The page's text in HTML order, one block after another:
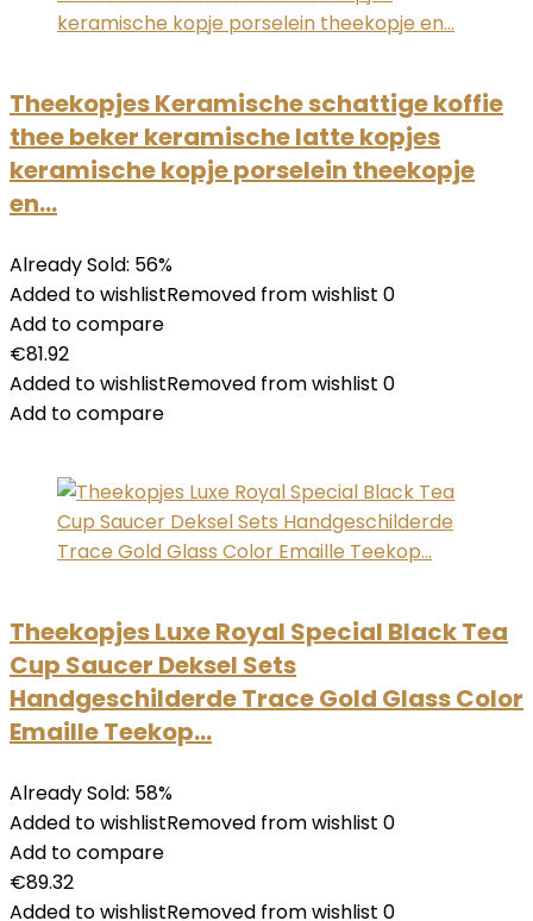
Theekopjes Keramische schattige koffie
thee beker keramische latte kopjes
keramische kopje porselein theekopje
en…
Already Sold: 56%
Added to wishlistRemoved from wishlist 0
Add to compare
€81.92
Added to wishlistRemoved from wishlist 0
Add to compare
Theekopjes Luxe Royal Special Black Tea
Cup Saucer Deksel Sets
Handgeschilderde Trace Gold Glass Color
Emaille Teekop…
Already Sold: 58%
Added to wishlistRemoved from wishlist 0
Add to compare
€89.32
Added to wishlistRemoved from wishlist 0